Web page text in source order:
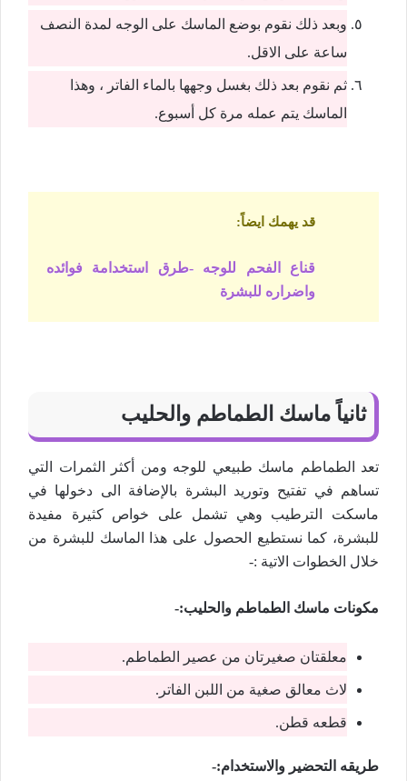
وبعد ذلك نقوم بوضع الماسك على الوجه لمدة النصف
ساعة على الاقل.
ثم نقوم بعد ذلك بغسل وجهها بالماء الفاتر ، وهذا
الماسك يتم عمله مرة كل أسبوع.
قد يهمك ايضاً:
قناع الفحم للوجه -طرق استخدامة فوائده
واضراره للبشرة
ثانياً ماسك الطماطم والحليب
تعد الطماطم ماسك طبيعي للوجه ومن أكثر الثمرات التي
تساهم في تفتيح وتوريد البشرة بالإضافة الى دخولها في
ماسكت الترطيب وهي تشمل على خواص كثيرة مفيدة
للبشرة، كما نستطيع الحصول على هذا الماسك للبشرة من
خلال الخطوات الاتية :-
مكونات ماسك الطماطم والحليب:-
معلقتان صغيرتان من عصير الطماطم.
لاث معالق صغية من اللبن الفاتر.
قطعه قطن.
طريقه التحضير والاستخدام:-